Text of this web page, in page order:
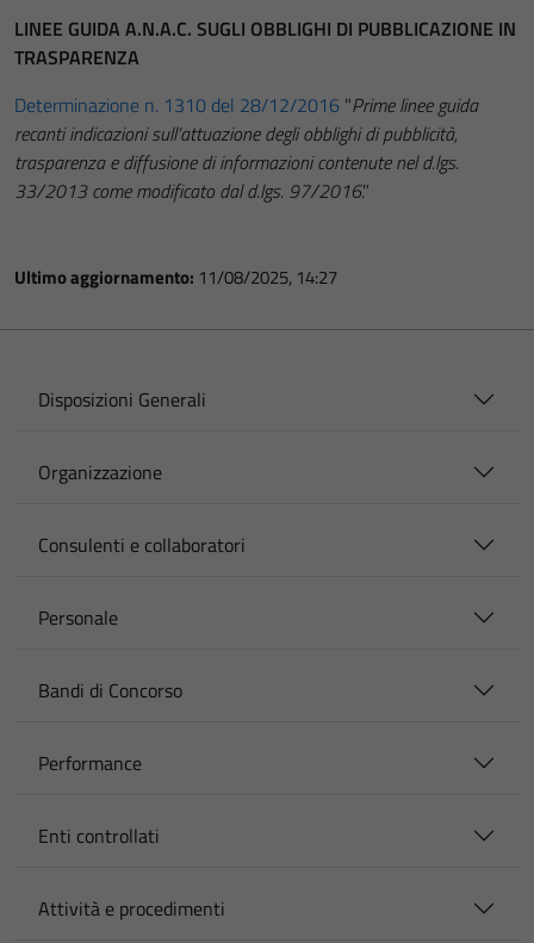
LINEE GUIDA A.N.A.C. SUGLI OBBLIGHI DI PUBBLICAZIONE IN
TRASPARENZA
Determinazione n. 1310 del 28/12/2016 "Prime linee guida
recanti indicazioni sull’attuazione degli obblighi di pubblicità,
trasparenza e diffusione di informazioni contenute nel d.lgs.
33/2013 come modificato dal d.lgs. 97/2016."
Ultimo aggiornamento: 11/08/2025, 14:27
Disposizioni Generali
Organizzazione
Consulenti e collaboratori
Personale
Bandi di Concorso
Performance
Enti controllati
Attività e procedimenti